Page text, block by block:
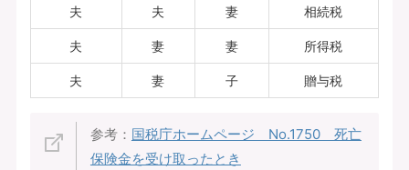
夫 夫 妻 相続税
夫 妻 妻 所得税
夫 妻 子 贈与税
参考： 国税庁ホームページ No.1750 死亡
保険金を受け取ったとき